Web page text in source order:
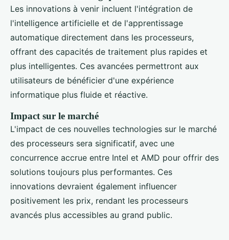
Les innovations à venir incluent l'intégration de
l'intelligence artificielle et de l'apprentissage
automatique directement dans les processeurs,
offrant des capacités de traitement plus rapides et
plus intelligentes. Ces avancées permettront aux
utilisateurs de bénéficier d'une expérience
informatique plus fluide et réactive.
Impact sur le marché
L'impact de ces nouvelles technologies sur le marché
des processeurs sera significatif, avec une
concurrence accrue entre Intel et AMD pour offrir des
solutions toujours plus performantes. Ces
innovations devraient également influencer
positivement les prix, rendant les processeurs
avancés plus accessibles au grand public.